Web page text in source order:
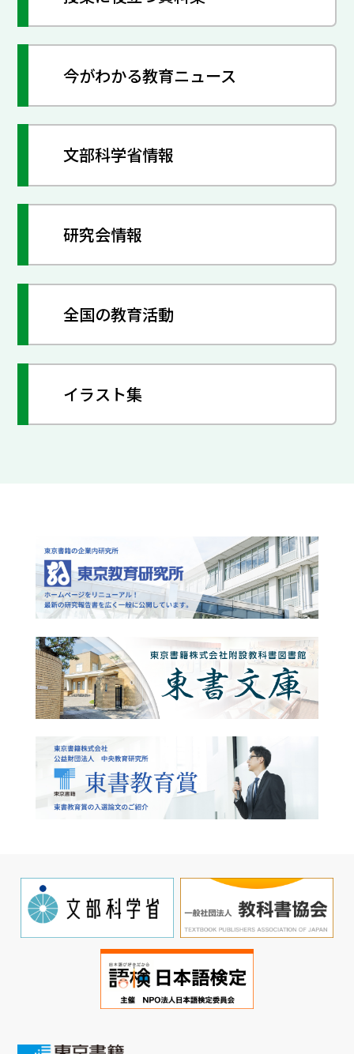
今がわかる教育ニュース
文部科学省情報
研究会情報
全国の教育活動
イラスト集